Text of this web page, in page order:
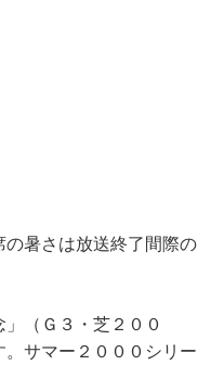
暑さは放送終了間際の
（Ｇ３・芝２００
サマー２０００シリー